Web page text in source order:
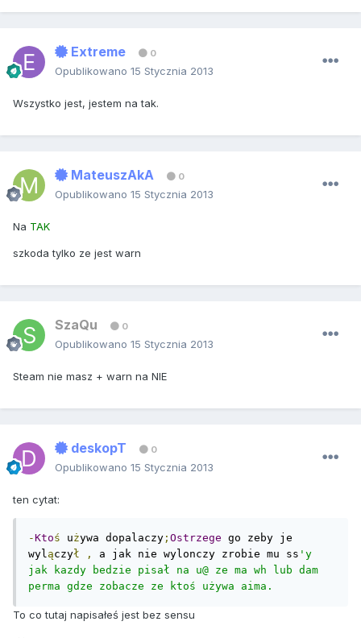
Extreme 0
Opublikowano 15 Stycznia 2013
Wszystko jest, jestem na tak.
MateuszAkA 0
Opublikowano 15 Stycznia 2013
Na TAK
szkoda tylko ze jest warn
SzaQu 0
Opublikowano 15 Stycznia 2013
Steam nie masz + warn na NIE
deskopT 0
Opublikowano 15 Stycznia 2013
ten cytat:
-Ktoś używa dopalaczy ; Ostrzege go zeby je
wylączył , a jak nie wylonczy zrobie mu ss 'y
jak kazdy bedzie pisał na u@ ze ma wh lub dam
perma gdze zobacze ze ktoś używa aima.
To co tutaj napisałeś jest bez sensu